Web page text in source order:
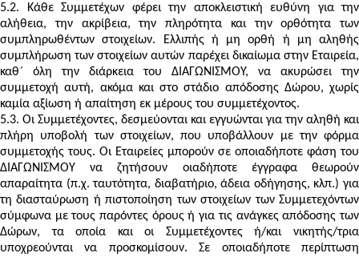
5.2. Κάθε Συμμετέχων φέρει την αποκλειστική ευθύνη για την
αλήθεια, την ακρίβεια, την πληρότητα και την ορθότητα των
συμπληρωθέντων στοιχείων. Ελλιπής ή μη ορθή ή μη αληθής
συμπλήρωση των στοιχείων αυτών παρέχει δικαίωμα στην Εταιρεία,
καθ΄ όλη την διάρκεια του ΔΙΑΓΩΝΙΣΜΟΥ, να ακυρώσει την
συμμετοχή αυτή, ακόμα και στο στάδιο απόδοσης Δώρου, χωρίς
καμία αξίωση ή απαίτηση εκ μέρους του συμμετέχοντος.
5.3. Οι Συμμετέχοντες, δεσμεύονται και εγγυώνται για την αληθή και
πλήρη υποβολή των στοιχείων, που υποβάλλουν με την φόρμα
συμμετοχής τους. Οι Εταιρείες μπορούν σε οποιαδήποτε φάση του
ΔΙΑΓΩΝΙΣΜΟΥ να ζητήσουν οιαδήποτε έγγραφα θεωρούν
απαραίτητα (π.χ. ταυτότητα, διαβατήριο, άδεια οδήγησης, κλπ.) για
τη διασταύρωση ή πιστοποίηση των στοιχείων των Συμμετεχόντων
σύμφωνα με τους παρόντες όρους ή για τις ανάγκες απόδοσης των
Δώρων, τα οποία και οι Συμμετέχοντες ή/και νικητής/τρια
υποχρεούνται να προσκομίσουν. Σε οποιαδήποτε περίπτωση